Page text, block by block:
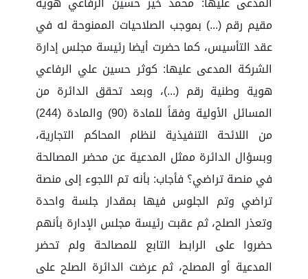
مقيم رقم (...) بموجب الصلاحيات الممنوحة له في
عقد التأسيس، كما حضرت أيضا رئيسة مجلس إدارة
الشركة المدعى عليها: كوثر حسين علي الرفاعي
هوية وطنية رقم (...)، وبعد تحقق الدائرة من
المسائل الأولية وفقاً للمادة (90) والمادة (244)
من اللائحة التنفيذية لنظام المحاكم التجارية،
وبسؤال الدائرة ممثل المدعية عن محضر المصالحة
في منصة تراضي؟ فأجاب: بأنه تم اللجوء إلى منصة
تراضي وتم الجلوس فيها بمقدار جلسة واحدة
وتعذر الصلح، ثم عقبت رئيسة مجلس الإدارة بأنهم
حضروا على الرابط التابع للمصالحة ولم تحضر
المدعية أو المصلح، ثم عرضت الدائرة الصلح على